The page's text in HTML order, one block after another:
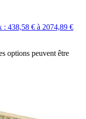
: 438,58 € à 2074,89 €
options peuvent être